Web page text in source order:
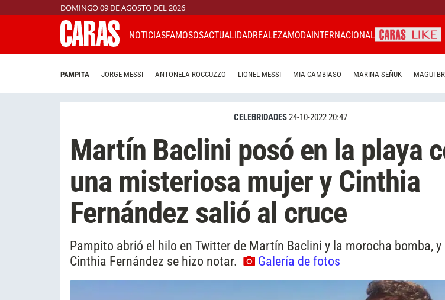
DOMINGO 09 DE AGOSTO DEL 2026
NOTICIASFAMOSOSACTUALIDADREALEZAMODAINTERNACIONAL
PAMPITA JORGE MESSI ANTONELA ROCCUZZO LIONEL MESSI MIA CAMBIASO MARINA SEÑUK MAGUI
CELEBRIDADES24-10-2022 20:47
Martín Baclini posó en la playa
una misteriosa mujer y Cinthia
Fernández salió al cruce
Pampito abrió el hilo en Twitter de Martín Baclini y la morocha bomba, y
Cinthia Fernández se hizo notar.
Galería de fotos